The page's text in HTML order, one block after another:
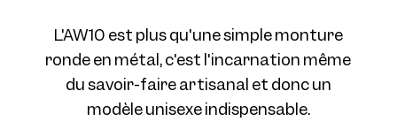
L'AW10 est plus qu'une simple monture
ronde en métal, c'est l'incarnation même
du savoir-faire artisanal et donc un
modèle unisexe indispensable.
Frame AW10 Col. 09 50/19